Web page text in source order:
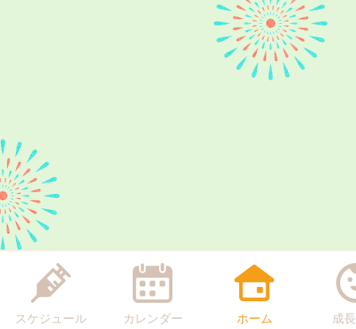
スケジュール カレンダー ホーム 成